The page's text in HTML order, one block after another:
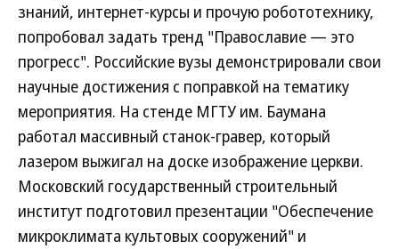
знаний, интернет-курсы и прочую робототехнику,
попробовал задать тренд "Православие — это
прогресс". Российские вузы демонстрировали свои
научные достижения с поправкой на тематику
мероприятия. На стенде МГТУ им. Баумана
работал массивный станок-гравер, который
лазером выжигал на доске изображение церкви.
Московский государственный строительный
институт подготовил презентации "Обеспечение
микроклимата культовых сооружений" и